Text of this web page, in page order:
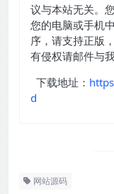
议与本站无关。
您的电脑或手机
序，请支持正版
有侵权请邮件与
下载地址：
d
网站源码